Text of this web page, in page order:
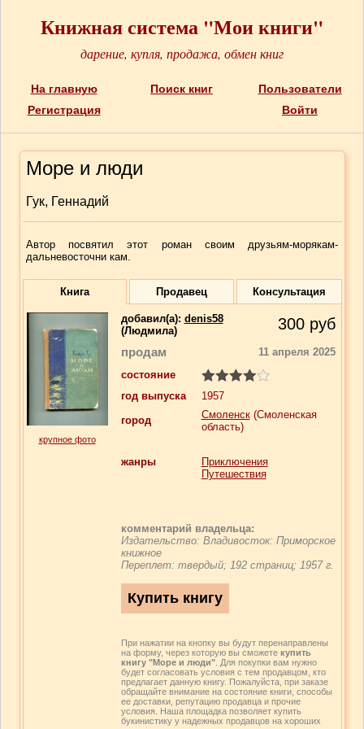
Книжная система "Мои книги"
дарение, купля, продажа, обмен книг
На главную Поиск книг
Пользователи
Регистрация
Войти
Море и люди
Гук, Геннадий
Автор посвятил этот роман своим друзьям-морякам-
дальневосточни кам.
Книга Продавец Консультация
крупное фото
добавил(a): denis58
(Людмила)
300 руб
продам
11 апреля 2025
состояние
год выпуска
1957
город
Смоленск(Смоленская
область)
жанры
Приключения
Путешествия
комментарий владельца:
Издательство: Владивосток: Приморское
книжное
Переплет: твердый; 192 страниц; 1957 г.
При нажатии на кнопку вы будут перенаправлены
на форму, через которую вы сможете купить
книгу "Море и люди". Для покупки вам нужно
будет согласовать условия с тем продавцом, кто
предлагает данную книгу. Пожалуйста, при заказе
обращайте внимание на состояние книги, способы
ее доставки, репутацию продавца и прочие
условия. Наша площадка позволяет купить
букинистику у надежных продавцов на хороших